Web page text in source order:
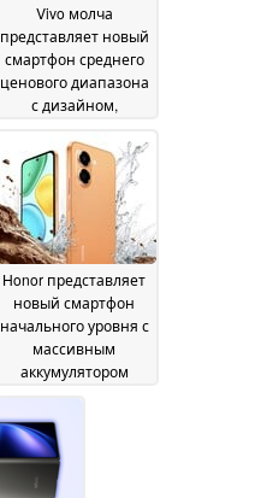
Vivo молча
представляет новый
смартфон среднего
ценового диапазона
с дизайном,
iPhone 1706 June 2026
Honor представляет
новый смартфон
начального уровня с
массивным
аккумулятором
емкостью 7 500 мАч
03 June 2026